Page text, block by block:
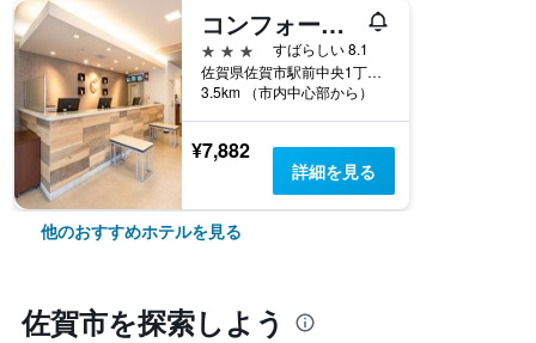
コンフォートホテル佐賀
3つ星
すばらしい 8.1
佐賀県佐賀市駅前中央1丁目14-38
3.5km （市内中心部から）
¥7,882
詳細を見る
他のおすすめホテルを見る
佐賀市​を探索しよう